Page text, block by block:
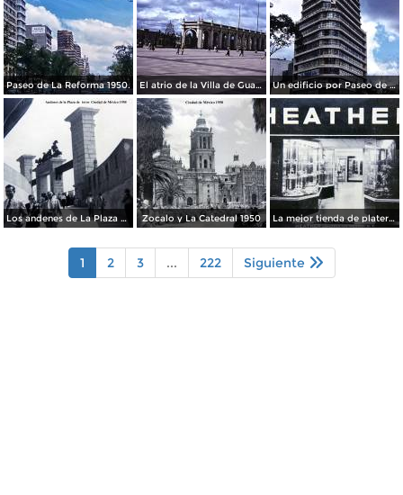
Paseo de La Reforma 1950. El atrio de la Villa de Guadalupe 1950. Un edificio por Paseo de La Reforma 1950
Los andenes de La Plaza de toros Ciudad de México 1950 Zocalo y La Catedral 1950 La mejor tienda de plateria.
1 2 3 ... 222 Siguiente